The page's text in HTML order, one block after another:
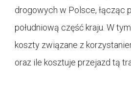
drogowych w Polsce, łącząc
południową część kraju. W
koszty związane z
oraz ile kosztuje przejazd tą